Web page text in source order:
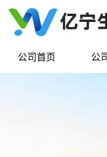
公司首页 公